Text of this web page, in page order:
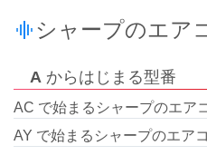
シャープのエア
A からはじまる型番
AC で始まるシャープのエア
AY で始まるシャープのエア